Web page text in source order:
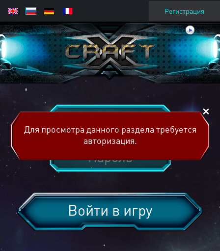
Регистрация
Войти в игру
Для просмотра данного раздела требуется
авторизация.